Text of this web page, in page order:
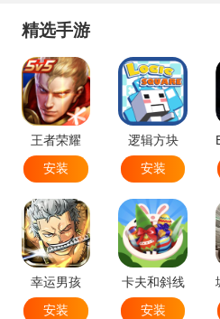
精选手游
王者荣耀
安装
逻辑方块
安装
幸运男孩
安装
卡夫和斜线
安装